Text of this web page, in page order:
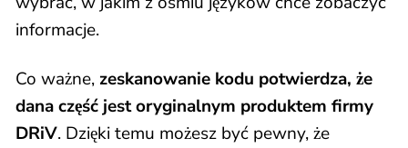
informacje.
Co ważne, zeskanowanie kodu potwierdza, że
dana część jest oryginalnym produktem firmy
DRiV. Dzięki temu możesz być pewny, że